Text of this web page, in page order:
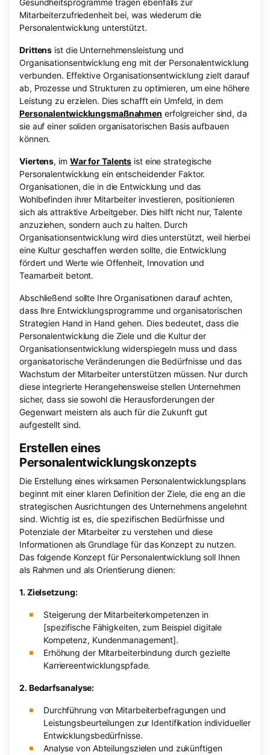
Gesundheitsprogramme tragen ebenfalls zur
Mitarbeiterzufriedenheit bei, was wiederum die
Personalentwicklung unterstützt.
Drittens ist die Unternehmensleistung und
Organisationsentwicklung eng mit der Personalentwicklung
verbunden. Effektive Organisationsentwicklung zielt darauf
ab, Prozesse und Strukturen zu optimieren, um eine höhere
Leistung zu erzielen. Dies schafft ein Umfeld, in dem
Personalentwicklungsmaßnahmen erfolgreicher sind, da
sie auf einer soliden organisatorischen Basis aufbauen
können.
Viertens, im War for Talents ist eine strategische
Personalentwicklung ein entscheidender Faktor.
Organisationen, die in die Entwicklung und das
Wohlbefinden ihrer Mitarbeiter investieren, positionieren
sich als attraktive Arbeitgeber. Dies hilft nicht nur, Talente
anzuziehen, sondern auch zu halten. Durch
Organisationsentwicklung wird dies unterstützt, weil hierbei
eine Kultur geschaffen werden sollte, die Entwicklung
fördert und Werte wie Offenheit, Innovation und
Teamarbeit betont.
Abschließend sollte Ihre Organisationen darauf achten,
dass Ihre Entwicklungsprogramme und organisatorischen
Strategien Hand in Hand gehen. Dies bedeutet, dass die
Personalentwicklung die Ziele und die Kultur der
Organisationsentwicklung widerspiegeln muss und dass
organisatorische Veränderungen die Bedürfnisse und das
Wachstum der Mitarbeiter unterstützen müssen. Nur durch
diese integrierte Herangehensweise stellen Unternehmen
sicher, dass sie sowohl die Herausforderungen der
Gegenwart meistern als auch für die Zukunft gut
aufgestellt sind.
Erstellen eines
Personalentwicklungskonzepts
Die Erstellung eines wirksamen Personalentwicklungsplans
beginnt mit einer klaren Definition der Ziele, die eng an die
strategischen Ausrichtungen des Unternehmens angelehnt
sind. Wichtig ist es, die spezifischen Bedürfnisse und
Potenziale der Mitarbeiter zu verstehen und diese
Informationen als Grundlage für das Konzept zu nutzen.
Das folgende Konzept für Personalentwicklung soll Ihnen
als Rahmen und als Orientierung dienen:
1. Zielsetzung:
Steigerung der Mitarbeiterkompetenzen in
[spezifische Fähigkeiten, zum Beispiel digitale
Kompetenz, Kundenmanagement].
Erhöhung der Mitarbeiterbindung durch gezielte
Karriereentwicklungspfade.
2. Bedarfsanalyse:
Durchführung von Mitarbeiterbefragungen und
Leistungsbeurteilungen zur Identifikation individueller
Entwicklungsbedürfnisse.
Analyse von Abteilungszielen und zukünftigen